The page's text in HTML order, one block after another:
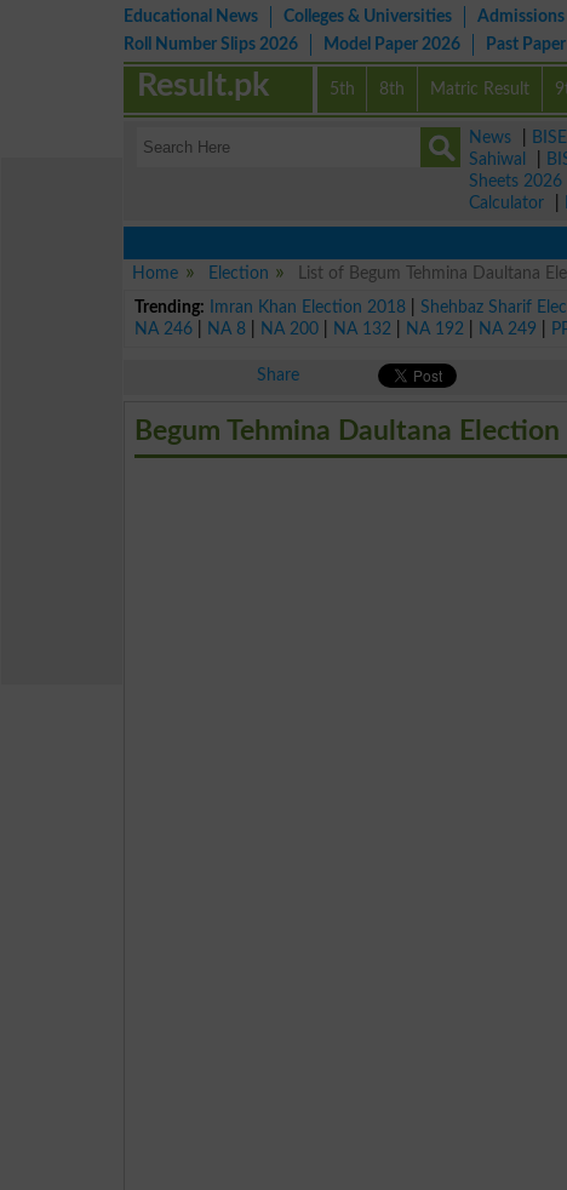
Educational News Colleges & Universities
Roll Number Slips 2026
Model Paper 2026 Past
5th 8th Matric Result
Result.pk
News
Sahiwal
Sheets 2026
Calculator
Home
Election
List of Begum Tehmina Daultana
Trending:
Imran Khan Election 2018 |Shehbaz Sharif
NA 246
NA 8 NA 200 NA 132 NA 192 NA 249
Share
Begum Tehmina Daultana